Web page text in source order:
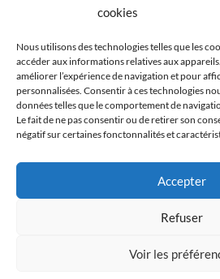
cookies
Nous utilisons des technologies telles que les
accéder aux informations relatives aux
améliorer l’expérience de navigation et pour
personnalisées. Consentir à ces technologies
données telles que le comportement de
Le fait de ne pas consentir ou de retirer son
négatif sur certaines fonctonnalités et
Accepter
Refuser
Voir les
recettes, photographies)
droits d’auteurs et à la propriété
reproduction, de tout ou en
interdite. Cookismo © Tous